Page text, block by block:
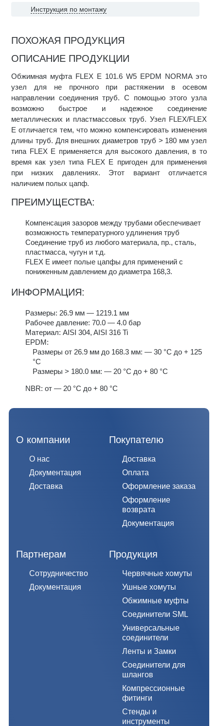
Инструкция по монтажу
ПОХОЖАЯ ПРОДУКЦИЯ
ОПИСАНИЕ ПРОДУКЦИИ
Обжимная муфта FLEX E 101.6 W5 EPDM NORMA это
узел для не прочного при растяжении в осевом
направлении соединения труб. С помощью этого узла
возможно быстрое и надежное соединение
металлических и пластмассовых труб. Узел FLEX/FLEX
E отличается тем, что можно компенсировать изменения
длины труб. Для внешних диаметров труб > 180 мм узел
типа FLEX E применяется для высокого давления, в то
время как узел типа FLEX E пригоден для применения
при низких давлениях. Этот вариант отличается
наличием полых цапф.
ПРЕИМУЩЕСТВА:
Компенсация зазоров между трубами обеспечивает
возможность температурного удлинения труб
Соединение труб из любого материала, пр., сталь,
пластмасса, чугун и т.д.
FLEX E имеет полые цапфы для применений с
пониженным давлением до диаметра 168,3.
ИНФОРМАЦИЯ:
Размеры: 26.9 мм — 1219.1 мм
Рабочее давление: 70.0 — 4.0 бар
Материал: AISI 304, AISI 316 Ti
EPDM:
Размеры от 26.9 мм до 168.3 мм: — 30 °C до + 125
°C
Размеры > 180.0 мм: — 20 °C до + 80 °C
NBR: от — 20 °C до + 80 °C
О компании
О нас
Документация
Доставка
Покупателю
Доставка
Оплата
Оформление заказа
Оформление
возврата
Документация
Партнерам
Сотрудничество
Документация
Продукция
Червячные хомуты
Ушные хомуты
Обжимные муфты
Соединители SML
Универсальные
соединители
Ленты и Замки
Соединители для
шлангов
Компрессионные
фитинги
Стенды и
инструменты